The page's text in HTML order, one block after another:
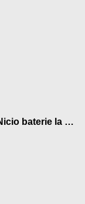
Nou record la colectarea bateriilor – „Nicio baterie la gunoi!” 2024